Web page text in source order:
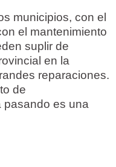
municipios, con el
el mantenimiento
suplir de
en la
reparaciones.
de
pasando es una